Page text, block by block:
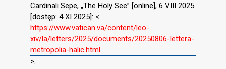
Cardinali Sepe, „The Holy See” [online], 6 VIII 2025
[dostęp: 4 XI 2025]: <
https://www.vatican.va/content/leo-
xiv/la/letters/2025/documents/20250806-lettera-
metropolia-halic.html
>.